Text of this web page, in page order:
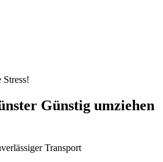
Stress!
Günstig umziehen
Transport